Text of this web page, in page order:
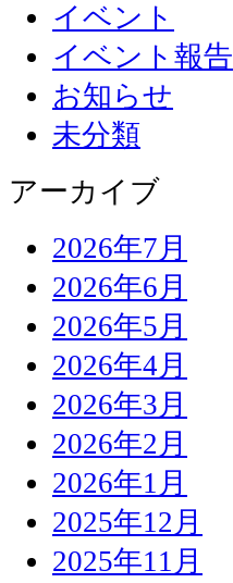
イベント
イベント報告
お知らせ
未分類
アーカイブ
2026年7月
2026年6月
2026年5月
2026年4月
2026年3月
2026年2月
2026年1月
2025年12月
2025年11月